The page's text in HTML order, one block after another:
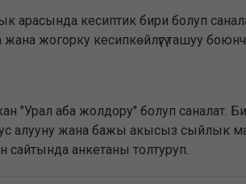
арасында кесиптик бири болуп
жогорку кесипкөйлүгү ташуу
"Урал аба жолдору" болуп саналат.
алууну жана бажы акысыз сыйлык
сайтында анкетаны толтуруп.